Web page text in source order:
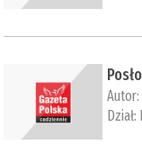
Autor:
Dział: